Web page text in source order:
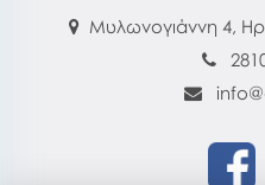
Μυλωνογιάννη 4,